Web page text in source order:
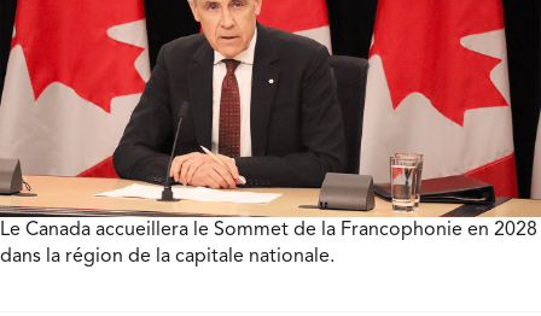
Le Canada accueillera le Sommet de la Francophonie en 2028
dans la région de la capitale nationale.